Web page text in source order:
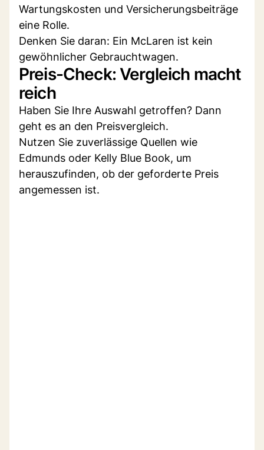
Wartungskosten und Versicherungsbeiträge
eine Rolle.
Denken Sie daran: Ein McLaren ist kein
gewöhnlicher Gebrauchtwagen.
Preis-Check: Vergleich macht
reich
Haben Sie Ihre Auswahl getroffen? Dann
geht es an den Preisvergleich.
Nutzen Sie zuverlässige Quellen wie
Edmunds oder Kelly Blue Book, um
herauszufinden, ob der geforderte Preis
angemessen ist.